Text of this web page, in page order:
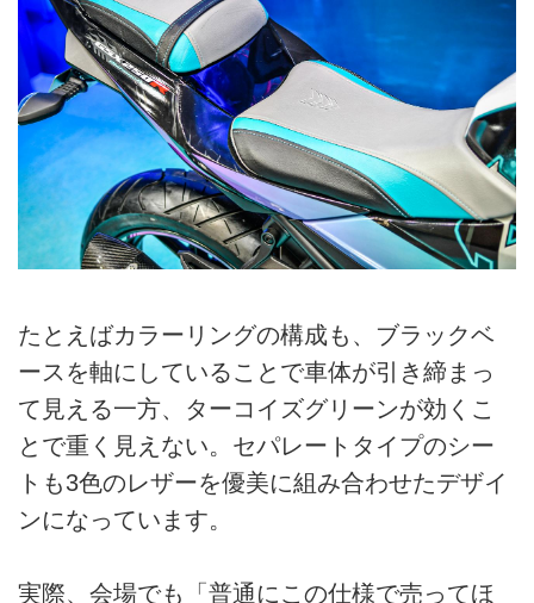
たとえばカラーリングの構成も、ブラックベ
ースを軸にしていることで車体が引き締まっ
て見える一方、ターコイズグリーンが効くこ
とで重く見えない。セパレートタイプのシー
トも3色のレザーを優美に組み合わせたデザイ
ンになっています。
実際、会場でも「普通にこの仕様で売ってほ